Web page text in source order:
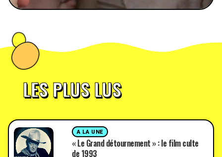
LES PLUS LUS
A LA UNE
« Le Grand détournement » : le film culte
de 1993